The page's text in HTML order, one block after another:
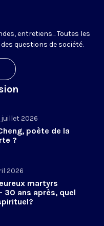
entretiens... Toutes les
questions de société.
juillet 2026
poète de la
?
2026
martyrs
30 ans après, quel